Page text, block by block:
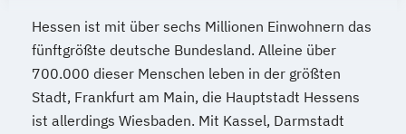
Hessen ist mit über sechs Millionen Einwohnern das
fünftgrößte deutsche Bundesland. Alleine über
700.000 dieser Menschen leben in der größten
Stadt, Frankfurt am Main, die Hauptstadt Hessens
ist allerdings Wiesbaden. Mit Kassel, Darmstadt